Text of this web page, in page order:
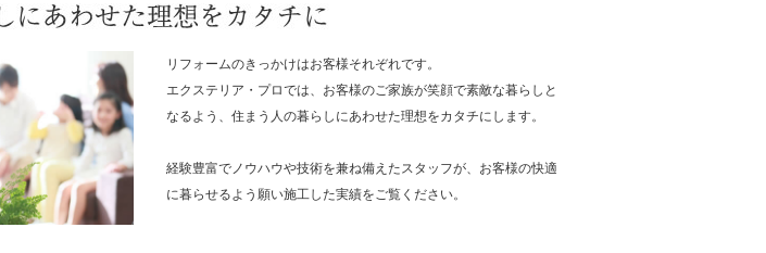
リフォームのきっかけはお客様それぞれです。
エクステリア・プロでは、お客様のご家族が笑顔で素敵な暮らしと
なるよう、住まう人の暮らしにあわせた理想をカタチにします。
経験豊富でノウハウや技術を兼ね備えたスタッフが、お客様の快適
に暮らせるよう願い施工した実績をご覧ください。